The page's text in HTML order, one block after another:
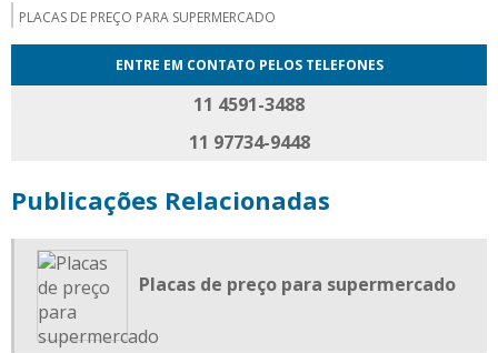
PLACAS DE PREÇO PARA SUPERMERCADO
PLACAS MERCHANDISING
PLACAS PARA PREÇO
PORTA CARTAZ A4
PORTA CARTAZ COM PEDESTAL
PORTA CARTAZ DUPLA FACE
ENTRE EM CONTATO PELOS TELEFONES
11 4591-3488
11 97734-9448
Publicações Relacionadas
Placas de preço para supermercado